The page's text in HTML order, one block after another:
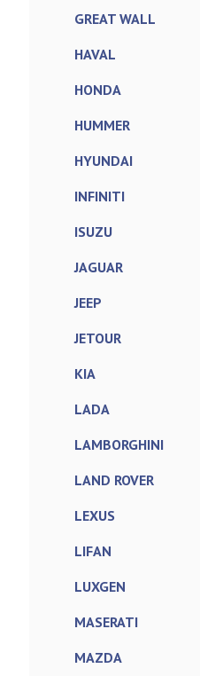
GREAT WALL
HAVAL
HONDA
HUMMER
HYUNDAI
INFINITI
ISUZU
JAGUAR
JEEP
JETOUR
KIA
LADA
LAMBORGHINI
LAND ROVER
LEXUS
LIFAN
LUXGEN
MASERATI
MAZDA